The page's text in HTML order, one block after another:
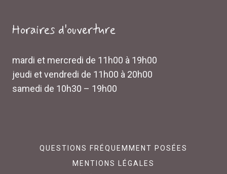
Horaires d'ouverture
mardi et mercredi de 11h00 à 19h00
jeudi et vendredi de 11h00 à 20h00
samedi de 10h30 – 19h00
QUESTIONS FRÉQUEMMENT POSÉES
MENTIONS LÉGALES